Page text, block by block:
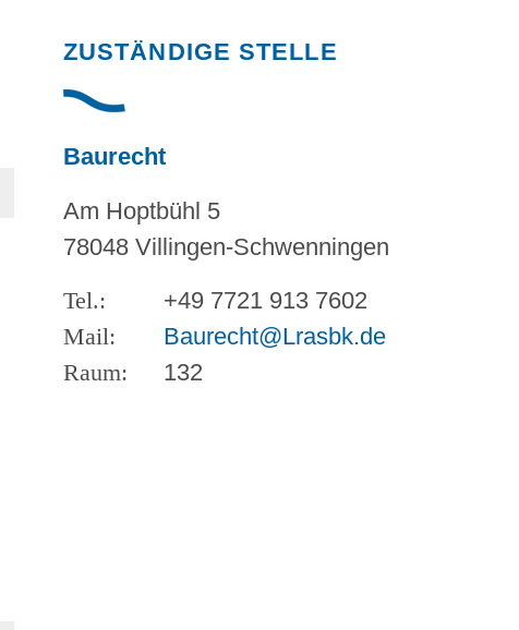
Randspalte
ZUSTÄNDIGE STELLE
Baurecht
Am Hoptbühl 5
78048 Villingen-Schwenningen
+49 7721 913 7602
Baurecht@Lrasbk.de
132